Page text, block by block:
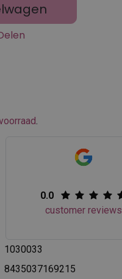
0.0
customer reviews
1030033
8435037169215